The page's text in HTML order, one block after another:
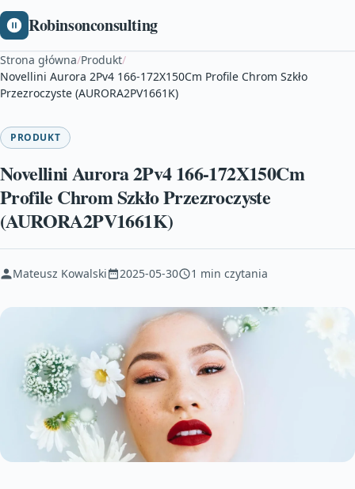
Robinsonconsulting
Strona główna/Produkt/
Novellini Aurora 2Pv4 166-172X150Cm Profile Chrom Szkło
Przezroczyste (AURORA2PV1661K)
PRODUKT
Novellini Aurora 2Pv4 166-172X150Cm
Profile Chrom Szkło Przezroczyste
(AURORA2PV1661K)
Mateusz Kowalski 2025-05-30 1 min czytania